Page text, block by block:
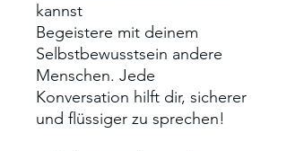
kannst
Begeistere mit deinem
Selbstbewusstsein andere
Menschen. Jede
Konversation hilft dir, sicherer
und flüssiger zu sprechen!